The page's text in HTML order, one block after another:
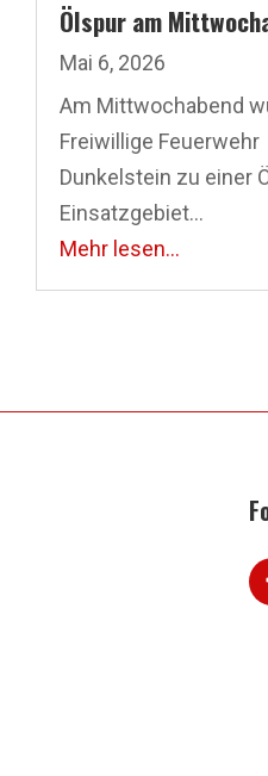
Ölspur am
Mai 6, 2026
Am Mittwochabend
Freiwillige Feuerwehr
Dunkelstein zu einer
Einsatzgebiet...
Mehr lesen...